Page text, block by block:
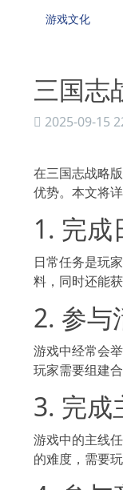
游戏文化
三国志
2025-09-15
在三国志战略
优势。本文将详
1. 完成
日常任务是玩
料，同时还能获
2. 参与
游戏中经常会
玩家需要组建合
3. 完成
游戏中的主
的难度，需要